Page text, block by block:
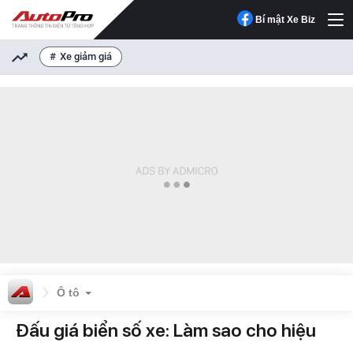
Bí mật Xe Biz
Xe giảm giá
Ô tô
Đấu giá biển số xe: Làm sao cho hiệu